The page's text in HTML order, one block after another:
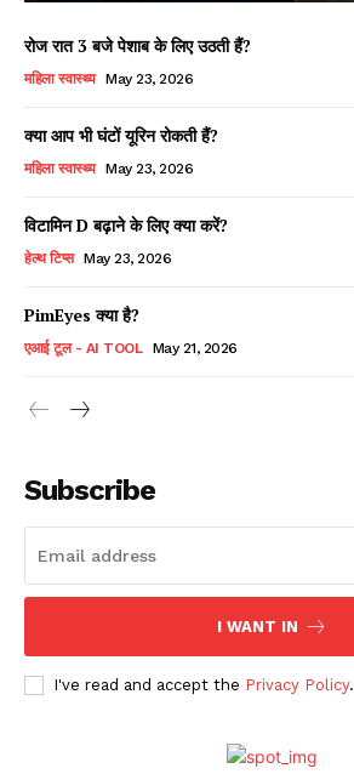
रोज रात 3 बजे पेशाब के लिए उठती हैं?
महिला स्वास्थ्य May 23, 2026
क्या आप भी घंटों यूरिन रोकती हैं?
महिला स्वास्थ्य May 23, 2026
विटामिन D बढ़ाने के लिए क्या करें?
हेल्थ टिप्स May 23, 2026
PimEyes क्या है?
एआई टूल - AI TOOL May 21, 2026
Subscribe
I WANT IN
I've read and accept the Privacy Policy.